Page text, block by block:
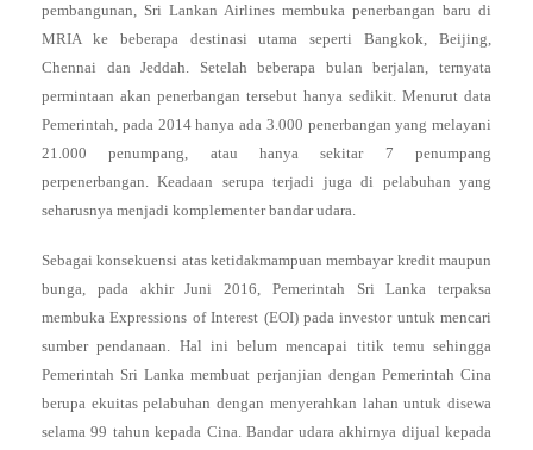
pembangunan, Sri Lankan Airlines membuka penerbangan baru di
MRIA ke beberapa destinasi utama seperti Bangkok, Beijing,
Chennai dan Jeddah. Setelah beberapa bulan berjalan, ternyata
permintaan akan penerbangan tersebut hanya sedikit. Menurut data
Pemerintah, pada 2014 hanya ada 3.000 penerbangan yang melayani
21.000 penumpang, atau hanya sekitar 7 penumpang
perpenerbangan. Keadaan serupa terjadi juga di pelabuhan yang
seharusnya menjadi komplementer bandar udara.
Sebagai konsekuensi atas ketidakmampuan membayar kredit maupun
bunga, pada akhir Juni 2016, Pemerintah Sri Lanka terpaksa
membuka Expressions of Interest (EOI) pada investor untuk mencari
sumber pendanaan. Hal ini belum mencapai titik temu sehingga
Pemerintah Sri Lanka membuat perjanjian dengan Pemerintah Cina
berupa ekuitas pelabuhan dengan menyerahkan lahan untuk disewa
selama 99 tahun kepada Cina. Bandar udara akhirnya dijual kepada